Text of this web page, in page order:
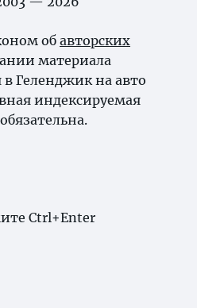
об авторских
материала
Геленджик на авто
индексируемая
Ctrl+Enter